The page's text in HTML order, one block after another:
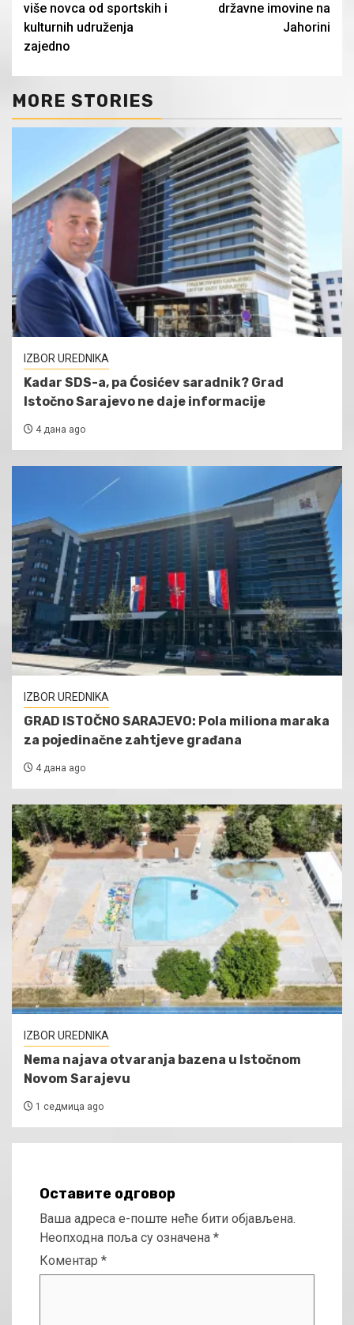
više novca od sportskih i
kulturnih udruženja
zajedno
državne imovine na
Jahorini
MORE STORIES
IZBOR UREDNIKA
Kadar SDS-a, pa Ćosićev saradnik? Grad
Istočno Sarajevo ne daje informacije
4 дана ago
IZBOR UREDNIKA
GRAD ISTOČNO SARAJEVO: Pola miliona maraka
za pojedinačne zahtjeve građana
4 дана ago
IZBOR UREDNIKA
Nema najava otvaranja bazena u Istočnom
Novom Sarajevu
1 седмица ago
Оставите одговор
Ваша адреса е-поште неће бити објављена.
Неопходна поља су означена *
Коментар *